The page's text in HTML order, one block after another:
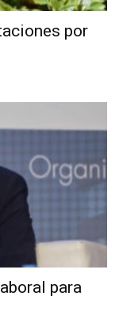
por
para